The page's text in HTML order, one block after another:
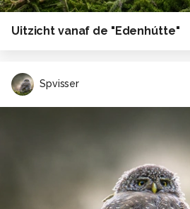
Uitzicht vanaf de "Edenhútte"
Spvisser